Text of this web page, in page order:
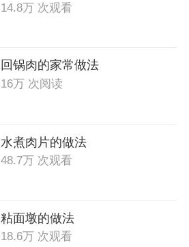
14.8万 次观看
回锅肉的家常做法
16万 次阅读
水煮肉片的做法
48.7万 次观看
粘面墩的做法
18.6万 次观看